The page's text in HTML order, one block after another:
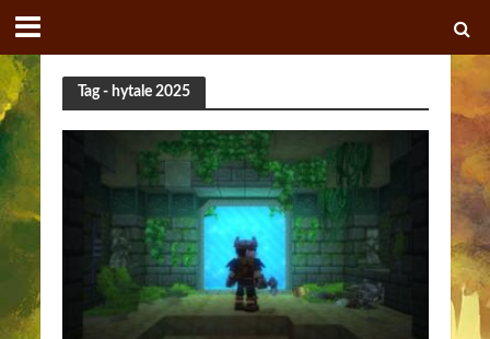
Tag - hytale 2025